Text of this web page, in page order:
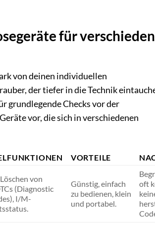
für
von deinen individuellen
der tiefer in die Technik
grundlegende Checks vor der
vor, die sich in verschiedenen
VORTEILE
von
(Diagnostic
I/M-
Günstig, einfach
zu bedienen, klein
und portabel.
oft